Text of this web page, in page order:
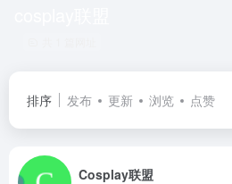
排序 发布 更新 浏览 点赞
Cosplay联盟